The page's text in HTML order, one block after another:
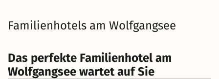
Familienhotels am Wolfgangsee
Das perfekte Familienhotel am
Wolfgangsee wartet auf Sie